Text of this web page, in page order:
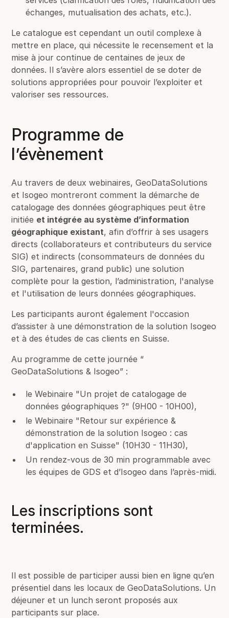
échanges, mutualisation des achats, etc.).
Le catalogue est cependant un outil complexe à
mettre en place, qui nécessite le recensement et la
mise à jour continue de centaines de jeux de
données. Il s’avère alors essentiel de se doter de
solutions appropriées pour pouvoir l’exploiter et
valoriser ses ressources.
Programme de
l’évènement
Au travers de deux webinaires, GeoDataSolutions
et Isogeo montreront comment la démarche de
catalogage des données géographiques peut être
initiée et intégrée au système d’information
géographique existant, afin d’offrir à ses usagers
directs (collaborateurs et contributeurs du service
SIG) et indirects (consommateurs de données du
SIG, partenaires, grand public) une solution
complète pour la gestion, l’administration, l'analyse
et l'utilisation de leurs données géographiques.
Les participants auront également l'occasion
d’assister à une démonstration de la solution Isogeo
et à des études de cas clients en Suisse.
Au programme de cette journée “
GeoDataSolutions & Isogeo” :
le Webinaire "Un projet de catalogage de
données géographiques ?" (9H00 - 10H00),
le Webinaire "Retour sur expérience &
démonstration de la solution Isogeo : cas
d'application en Suisse" (10H30 - 11H30),
Un rendez-vous de 30 min programmable avec
les équipes de GDS et d’Isogeo dans l’après-midi.
Les inscriptions sont
terminées.
Il est possible de participer aussi bien en ligne qu’en
présentiel dans les locaux de GeoDataSolutions. Un
déjeuner et un lunch seront proposés aux
participants sur place.